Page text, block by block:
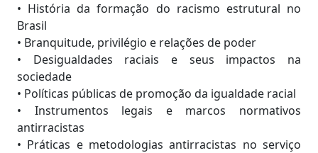
• História da formação do racismo estrutural no
Brasil
• Branquitude, privilégio e relações de poder
• Desigualdades raciais e seus impactos na
sociedade
• Políticas públicas de promoção da igualdade racial
• Instrumentos legais e marcos normativos
antirracistas
• Práticas e metodologias antirracistas no serviço